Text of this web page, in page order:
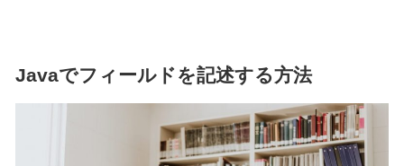
Javaでフィールドを記述する方法